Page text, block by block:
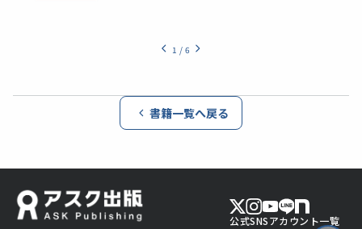
1 / 6
書籍一覧へ戻る
公式SNSアカウント一覧